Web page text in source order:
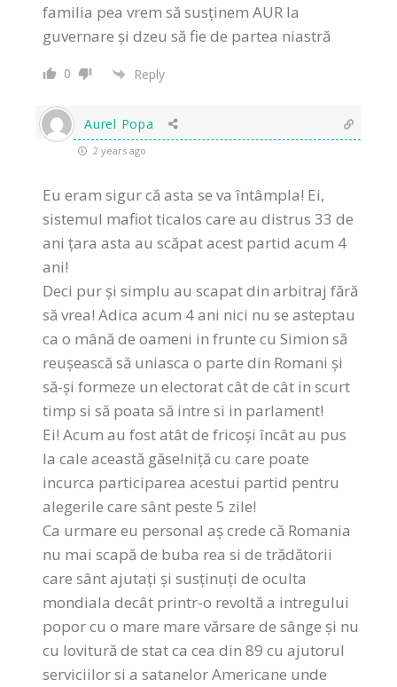
familia pea vrem să susținem AUR la
guvernare și dzeu să fie de partea niastră
0 Reply
Aurel Popa
2 years ago
Eu eram sigur că asta se va întâmpla! Ei,
sistemul mafiot ticalos care au distrus 33 de
ani țara asta au scăpat acest partid acum 4
ani!
Deci pur și simplu au scapat din arbitraj fără
să vrea! Adica acum 4 ani nici nu se asteptau
ca o mână de oameni in frunte cu Simion să
reușească să uniasca o parte din Romani și
să-și formeze un electorat cât de cât in scurt
timp si să poata să intre si in parlament!
Ei! Acum au fost atât de fricoși încât au pus
la cale această găselniță cu care poate
incurca participarea acestui partid pentru
alegerile care sânt peste 5 zile!
Ca urmare eu personal aș crede că Romania
nu mai scapă de buba rea si de trădătorii
care sânt ajutați și susținuți de oculta
mondiala decât printr-o revoltă a intregului
popor cu o mare mare vărsare de sânge și nu
cu lovitură de stat ca cea din 89 cu ajutorul
serviciilor si a satanelor Americane unde